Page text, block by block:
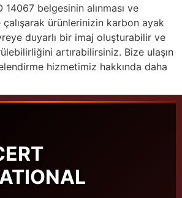
14067 belgesinin alınması ve
ürünlerinizin karbon ayak
duyarlı bir imaj oluşturabilir ve
artırabilirsiniz. Bize ulaşın
hizmetimiz hakkında daha